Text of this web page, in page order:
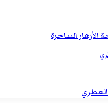
الأزهار الساحرة
العطري